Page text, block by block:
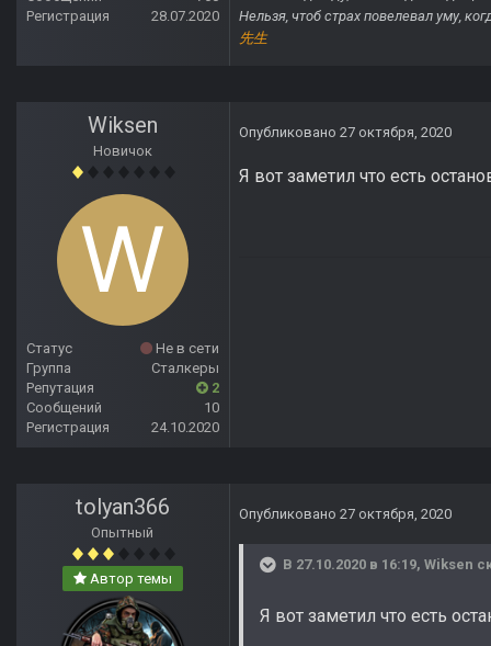
Регистрация
28.07.2020
Нельзя, чтоб страх повелевал уму,
先生
Wiksen
Новичок
Статус
Не в сети
Группа
Сталкеры
Репутация
2
Сообщений
10
Регистрация
24.10.2020
Опубликовано 27 октября, 2020
Я вот заметил что есть
tolyan366
Опытный
Автор темы
Опубликовано 27 октября, 2020
В 27.10.2020 в 16:19, Wiksen
Я вот заметил что есть